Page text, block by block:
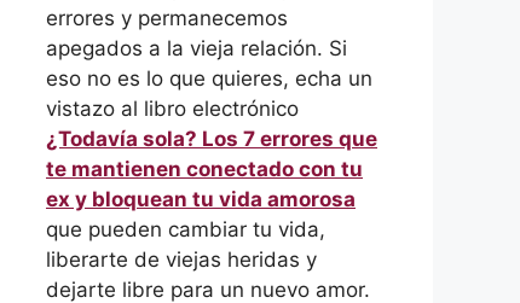
errores y permanecemos
apegados a la vieja relación. Si
eso no es lo que quieres, echa un
vistazo al libro electrónico
¿Todavía sola? Los 7 errores que
te mantienen conectado con tu
ex y bloquean tu vida amorosa
que pueden cambiar tu vida,
liberarte de viejas heridas y
dejarte libre para un nuevo amor.